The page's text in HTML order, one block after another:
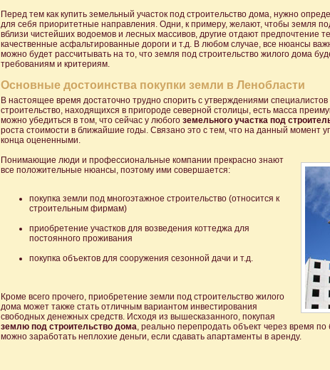
Перед тем как купить земельный участок под строительство дома, нужно
для себя приоритетные направления. Одни, к примеру, желают, чтобы земля
вблизи чистейших водоемов и лесных массивов, другие отдают предпочтение
качественные асфальтированные дороги и т.д. В любом случае, все нюансы
можно будет рассчитывать на то, что земля под строительство жилого дома
требованиям и критериям.
Основные достоинства покупки земли в Ленобласти
В настоящее время достаточно трудно спорить с утверждениями
строительство, находящихся в пригороде северной столицы, есть масса
можно убедиться в том, что сейчас у любого земельного участка под
роста стоимости в ближайшие годы. Связано это с тем, что на данный момент
конца оцененными.
Понимающие люди и профессиональные компании прекрасно знают
все положительные нюансы, поэтому ими совершается:
покупка земли под многоэтажное строительство (относится к
строительным фирмам)
приобретение участков для возведения коттеджа для
постоянного проживания
покупка объектов для сооружения сезонной дачи и т.д.
Кроме всего прочего, приобретение земли под строительство жилого
дома может также стать отличным вариантом инвестирования
свободных денежных средств. Исходя из вышесказанного, покупая
землю под строительство дома, реально перепродать объект через время по
можно заработать неплохие деньги, если сдавать апартаменты в аренду.